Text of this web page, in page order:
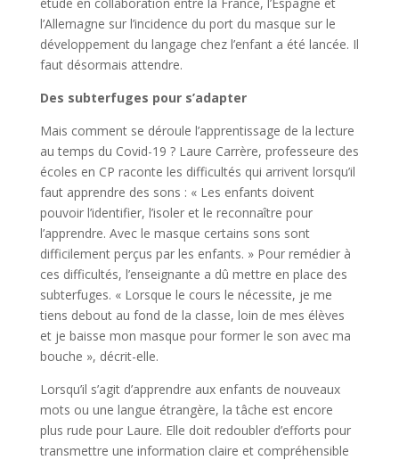
l’Allemagne sur l’incidence du port du masque sur le
développement du langage chez l’enfant a été lancée. Il
faut désormais attendre.
Des subterfuges pour s’adapter
Mais comment se déroule l’apprentissage de la lecture
au temps du Covid-19 ? Laure Carrère, professeure des
écoles en CP raconte les difficultés qui arrivent lorsqu’il
faut apprendre des sons : « Les enfants doivent
pouvoir l’identifier, l’isoler et le reconnaître pour
l’apprendre. Avec le masque certains sons sont
difficilement perçus par les enfants. » Pour remédier à
ces difficultés, l’enseignante a dû mettre en place des
subterfuges. « Lorsque le cours le nécessite, je me
tiens debout au fond de la classe, loin de mes élèves
et je baisse mon masque pour former le son avec ma
bouche », décrit-elle.
Lorsqu’il s’agit d’apprendre aux enfants de nouveaux
mots ou une langue étrangère, la tâche est encore
plus rude pour Laure. Elle doit redoubler d’efforts pour
transmettre une information claire et compréhensible